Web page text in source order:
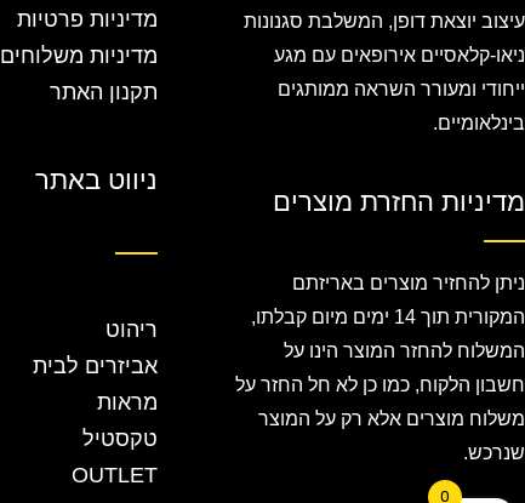
עיצוב יוצאת דופן, המשלבת סגנונות
ניאו-קלאסיים אירופאים עם מגע
ייחודי ומעורר השראה ממותגים
בינלאומיים.
מדיניות החזרת מוצרים
ניתן להחזיר מוצרים באריזתם
המקורית תוך 14 ימים מיום קבלתו,
המשלוח להחזר המוצר הינו על
חשבון הלקוח, כמו כן לא חל החזר על
משלוח מוצרים אלא רק על המוצר
שנרכש.
מדיניות פרטיות
מדיניות משלוחים
תקנון האתר
ניווט באתר
ריהוט
אביזרים לבית
מראות
טקסטיל
OUTLET
0